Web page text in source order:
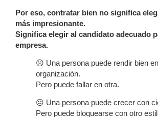
Por eso, contratar bien no significa
más impresionante.
Significa elegir al candidato adecuado
empresa.
☹ Una persona puede rendir bien
organización.
Pero puede fallar en otra.
☹ Una persona puede crecer con
Pero puede bloquearse con otro